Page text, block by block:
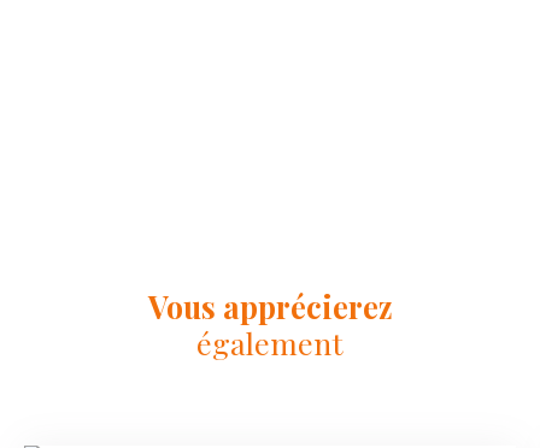
Vous apprécierez
également